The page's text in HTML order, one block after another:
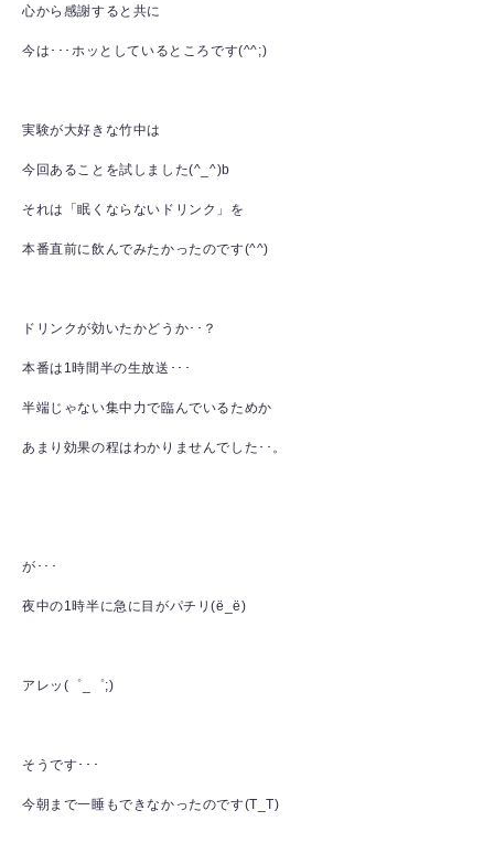
心から感謝すると共に
今は･･･ホッとしているところです(^^;)
実験が大好きな竹中は
今回あることを試しました(^_^)b
それは「眠くならないドリンク」を
本番直前に飲んでみたかったのです(^^)
ドリンクが効いたかどうか･･？
本番は1時間半の生放送･･･
半端じゃない集中力で臨んでいるためか
あまり効果の程はわかりませんでした･･。
が･･･
夜中の1時半に急に目がパチリ(ё_ё)
アレッ(゜_゜;)
そうです･･･
今朝まで一睡もできなかったのです(T_T)